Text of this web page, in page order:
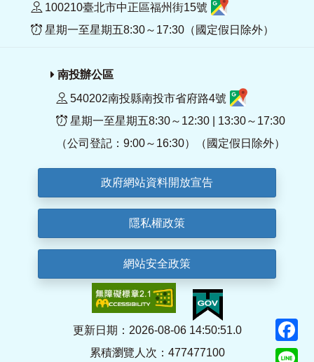
100210臺北市中正區福州街15號
星期一至星期五8:30～17:30（國定假日除外）
南投辦公區
540202南投縣南投市省府路4號
星期一至星期五8:30～12:30 | 13:30～17:30
（公司登記：9:00～16:30）（國定假日除外）
政府網站資料開放宣告
隱私權政策
網站安全政策
更新日期：2026-08-06 14:50:51.0
累積瀏覽人次：477477100